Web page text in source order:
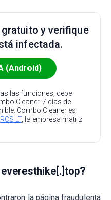
y verifique
infectada.
(Android)
las funciones, debe
Cleaner. 7 días de
Combo Cleaner es
RCS LT, la empresa matriz
la página fraudulenta